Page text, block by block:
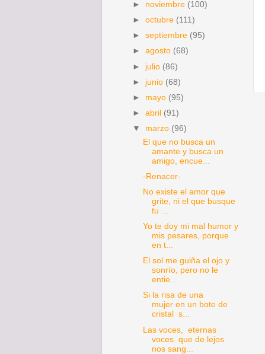
► noviembre (100)
►octubre (111)
►septiembre (95)
►agosto (68)
► julio (86)
► junio (68)
► mayo (95)
►abril (91)
▼ marzo (96)
El que no busca un
amante y busca un
amigo, encue...
-Renacer-
No existe el amor que
grite, ni el que busque
tu ...
Yo te doy mi mal humor y
mis pesares, porque
en t...
El sol me guiña el ojo y
sonrío, pero no le
entie...
Si la risa de una
mujer en un bote de
cristal s...
Las voces, eternas
voces que de lejos
nos sang...